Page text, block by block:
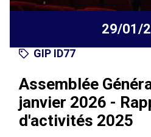
29/01/
GIP ID77
Assemblée
janvier 2026 -
d'activités 2025